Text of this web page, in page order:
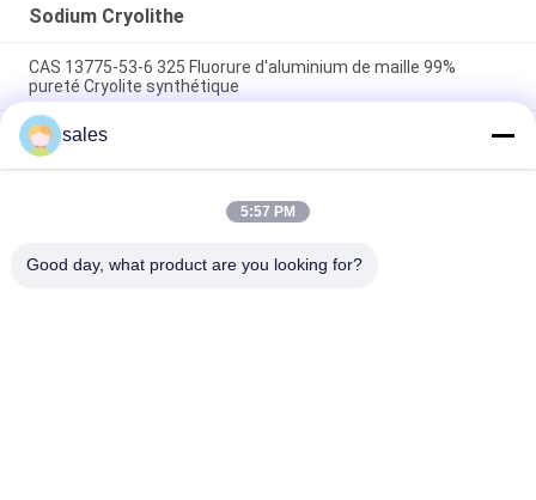
Sodium Cryolithe
CAS 13775-53-6 325 Fluorure d'aluminium de maille 99%
pureté Cryolite synthétique
Plus de catégorie 1000 industrielle de Mesh Sodium Cryolite
CAS 13775-53-6
Poids moléculaire 209,94 Cryolite de sodium Composé
chimique Insoluble dans l'eau Idéal pour les procédés de
sales
5:57 PM
Good day, what product are you looking for?